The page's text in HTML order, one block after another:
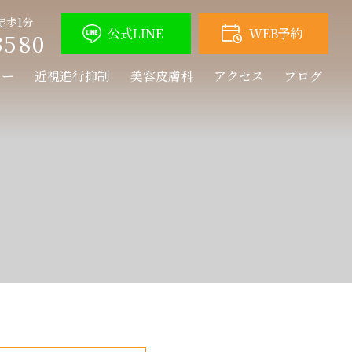
歩1分
公式LINE WEB予約
近視進行抑制 美容皮膚科 アクセス ブログ